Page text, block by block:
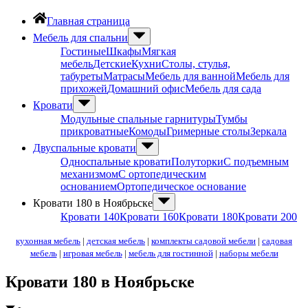
Главная страница
Мебель для спальни
ГостиныеШкафыМягкая
мебельДетскиеКухниСтолы, стулья,
табуретыМатрасыМебель для ваннойМебель для
прихожейДомашний офисМебель для сада
Кровати
Модульные спальные гарнитурыТумбы
прикроватныеКомодыГримерные столыЗеркала
Двуспальные кровати
Односпальные кроватиПолуторкиС подъемным
механизмомС ортопедическим
основаниемОртопедическое основание
Кровати 180 в Ноябрьске
Кровати 140Кровати 160Кровати 180Кровати 200
кухонная мебель | детская мебель | комплекты садовой мебели | садовая
мебель| игровая мебель| мебель для гостинной| наборы мебели
Кровати 180 в Ноябрьске